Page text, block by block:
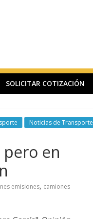
SOLICITAR COTIZACIÓN
Noticias de Transporte
en
emisiones, camiones